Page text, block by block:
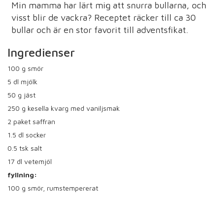
Min mamma har lärt mig att snurra bullarna, och
visst blir de vackra? Receptet räcker till ca 30
bullar och är en stor favorit till adventsfikat.
Ingredienser
100 g smör
5 dl mjölk
50 g jäst
250 g kesella kvarg med vaniljsmak
2 paket saffran
1.5 dl socker
0.5 tsk salt
17 dl vetemjöl
fyllning:
100 g smör, rumstempererat